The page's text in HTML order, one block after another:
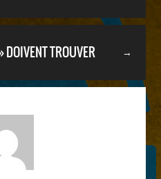
DU 93 : →
DOIVENT TROUVER